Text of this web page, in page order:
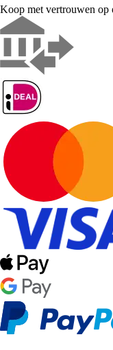
Koop met vertrouwen op